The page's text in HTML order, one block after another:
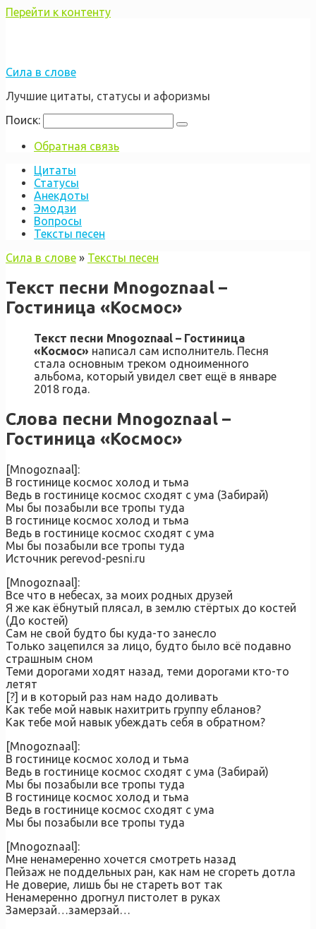
Перейти к контенту
Сила в слове
Лучшие цитаты, статусы и афоризмы
Поиск:
Обратная связь
Цитаты
Статусы
Анекдоты
Эмодзи
Вопросы
Тексты песен
Сила в слове » Тексты песен
Текст песни Mnogoznaal –
Гостиница «Космос»
Текст песни Mnogoznaal – Гостиница
«Космос» написал сам исполнитель. Песня
стала основным треком одноименного
альбома, который увидел свет ещё в январе
2018 года.
Слова песни Mnogoznaal –
Гостиница «Космос»
[Mnogoznaal]:
В гостинице космос холод и тьма
Ведь в гостинице космос сходят с ума (Забирай)
Мы бы позабыли все тропы туда
В гостинице космос холод и тьма
Ведь в гостинице космос сходят с ума
Мы бы позабыли все тропы туда
Источник perevod-pesni.ru
[Mnogoznaal]:
Все что в небесах, за моих родных друзей
Я же как ёбнутый плясал, в землю стёртых до костей
(До костей)
Сам не свой будто бы куда-то занесло
Только зацепился за лицо, будто было всё подавно
страшным сном
Теми дорогами ходят назад, теми дорогами кто-то
летят
[?] и в который раз нам надо доливать
Как тебе мой навык нахитрить группу ебланов?
Как тебе мой навык убеждать себя в обратном?
[Mnogoznaal]:
В гостинице космос холод и тьма
Ведь в гостинице космос сходят с ума (Забирай)
Мы бы позабыли все тропы туда
В гостинице космос холод и тьма
Ведь в гостинице космос сходят с ума
Мы бы позабыли все тропы туда
[Mnogoznaal]:
Мне ненамеренно хочется смотреть назад
Пейзаж не поддельных ран, как нам не сгореть дотла
Не доверие, лишь бы не стареть вот так
Ненамеренно дрогнул пистолет в руках
Замерзай…замерзай…